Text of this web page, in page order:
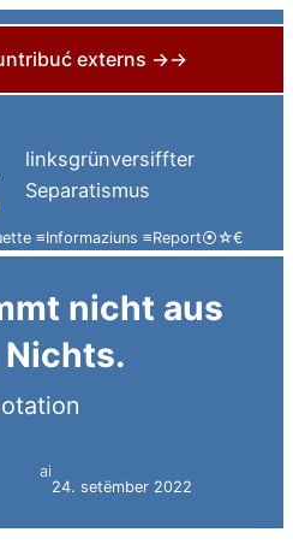
externs →→
linksgrünversiffter
Separatismus
≡Informaziuns ≡Report⦿☆€
nicht aus
ai
24. setëmber 2022